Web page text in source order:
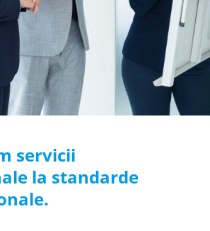
servicii
la standarde